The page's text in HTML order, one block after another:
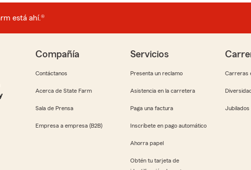
está ahí.®
Compañía
Contáctanos
Acerca de State Farm
Sala de Prensa
Empresa a empresa (B2B)
Servicios
Presenta un reclamo
Asistencia en la carretera
Paga una factura
Inscríbete en pago automático
Ahorra papel
Obtén tu tarjeta de
Carreras
Jubilados